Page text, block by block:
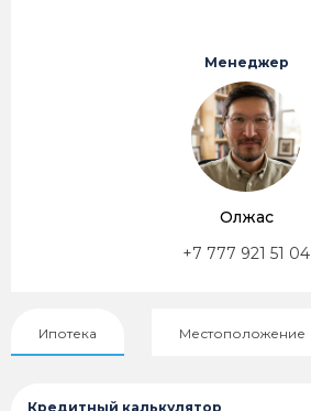
Менеджер
Олжас
+7 777 921 51 04
Ипотека Местоположение
Кредитный калькулятор